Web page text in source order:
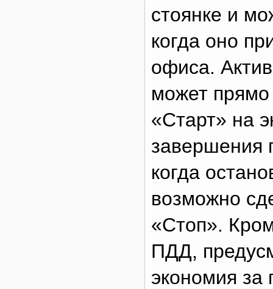
стоянке и
когда оно
офиса.
может прямо
«Старт» на
завершения
когда
возможно
«Стоп».
ПДД,
экономия за